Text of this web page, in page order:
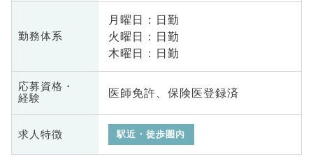
勤務体系
月曜日 : 日勤
火曜日 : 日勤
木曜日 : 日勤
応募資格・
経験
医師免許、保険医登録済
求人特徴 駅近・徒歩圏内